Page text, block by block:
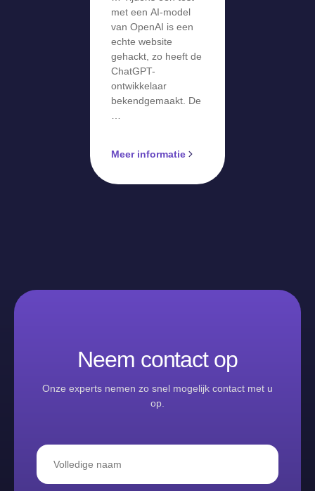
met een AI-model
van OpenAI is een
echte website
gehackt, zo heeft de
ChatGPT-
ontwikkelaar
bekendgemaakt. De
Meer informatie
Neem contact op
Onze experts nemen zo snel mogelijk contact met u
op.